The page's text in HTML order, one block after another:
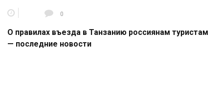
0
О правилах въезда в Танзанию россиянам туристам
— последние новости